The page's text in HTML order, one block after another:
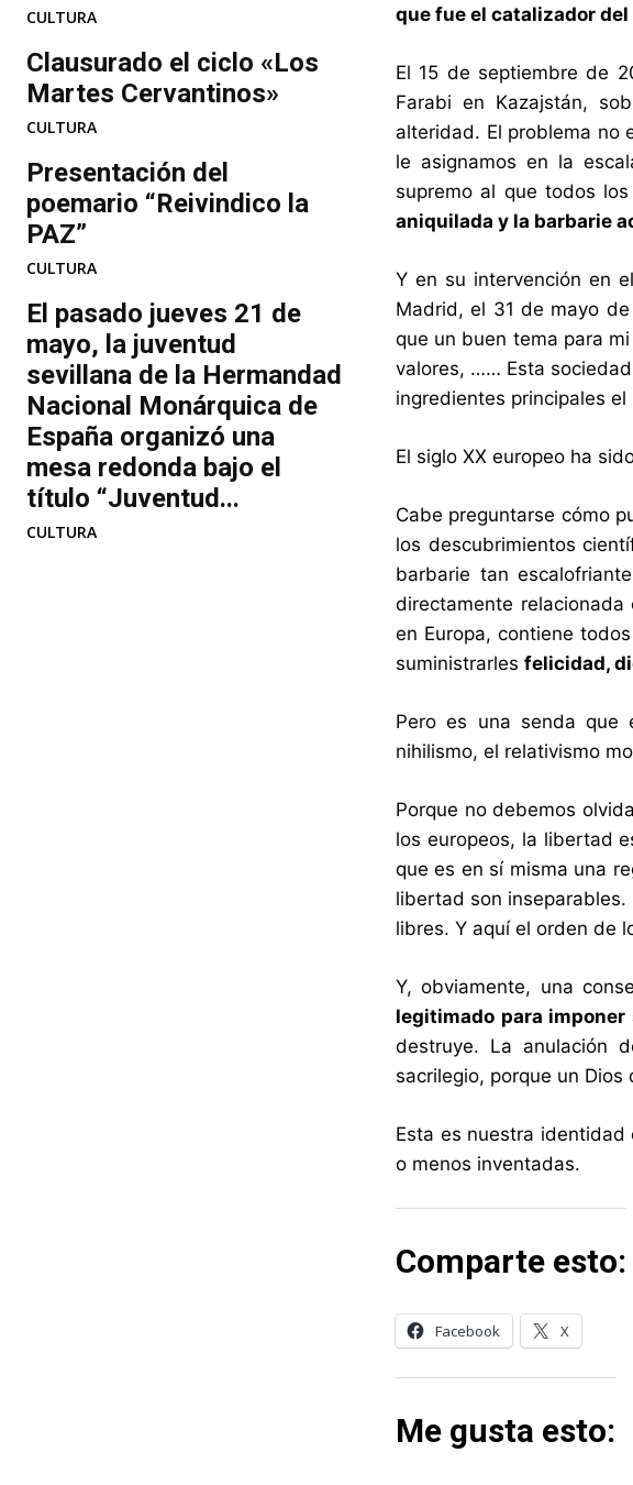
CULTURA
Clausurado el ciclo «Los
Martes Cervantinos»
CULTURA
Presentación del
poemario “Reivindico la
PAZ”
CULTURA
El pasado jueves 21 de
mayo, la juventud
sevillana de la Hermandad
Nacional Monárquica de
España organizó una
mesa redonda bajo el
título “Juventud...
CULTURA
que fue el catalizador
El 15 de septiembre de
Farabi en Kazajstán,
alteridad. El problema no
le asignamos en la
supremo al que todos
aniquilada y la barbarie
Y en su intervención en
Madrid, el 31 de mayo
que un buen tema para
valores, …… Esta
ingredientes principales
El siglo XX europeo ha
Cabe preguntarse cómo
los descubrimientos
barbarie tan
directamente
en Europa, contiene
suministrarles felicidad,
Pero es una senda que
nihilismo, el relativismo
Porque no debemos
los europeos, la libertad
que es en sí misma una
libertad son
libres. Y aquí el orden de
Y, obviamente, una
legitimado para
destruye. La anulación
sacrilegio, porque un
Esta es nuestra
o menos inventadas.
Comparte esto:
Facebook X
Me gusta esto: